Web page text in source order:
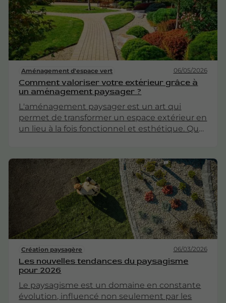
l’environnement naturel et construit. Cet
article explore les différentes dimensions de
l’aménagement paysager, ses techniques, ses
bénéfices et son importance dans le
développement durable.
Aménagement d'espace vert 06/05/2026
Comment valoriser votre extérieur grâce à
un aménagement paysager ?
L'aménagement paysager est un art qui
permet de transformer un espace extérieur en
un lieu à la fois fonctionnel et esthétique. Que
façons de valoriser votre extérieur. Cet article
explore les différentes facettes de
l'aménagement paysager, en fournissant des
conseils pratiques et des idées inspirantes.
Création paysagère 06/03/2026
Les nouvelles tendances du paysagisme
pour 2026
Le paysagisme est un domaine en constante
évolution, influencé non seulement par les